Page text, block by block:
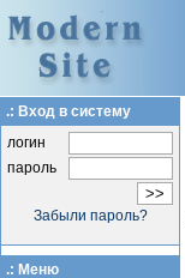
.: Вход в систему
логин
пароль
Забыли пароль?
.: Меню